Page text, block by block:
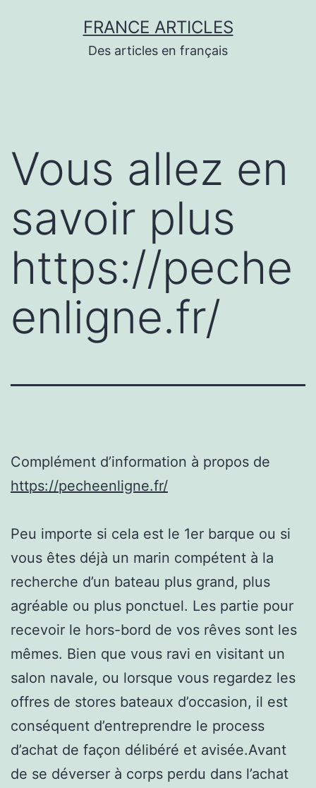
FRANCE ARTICLES
Des articles en français
Vous allez en
savoir plus
https://peche
enligne.fr/
Complément d’information à propos de
https://pecheenligne.fr/
Peu importe si cela est le 1er barque ou si
vous êtes déjà un marin compétent à la
recherche d’un bateau plus grand, plus
agréable ou plus ponctuel. Les partie pour
recevoir le hors-bord de vos rêves sont les
mêmes. Bien que vous ravi en visitant un
salon navale, ou lorsque vous regardez les
offres de stores bateaux d’occasion, il est
conséquent d’entreprendre le process
d’achat de façon délibéré et avisée.Avant
de se déverser à corps perdu dans l’achat